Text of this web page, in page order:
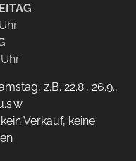
z.B. 22.8., 26.9.,
Verkauf, keine